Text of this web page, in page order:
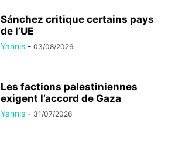
Sánchez critique certains pays
de l’UE
Yannis - 03/08/2026
Les factions palestiniennes
exigent l’accord de Gaza
Yannis - 31/07/2026